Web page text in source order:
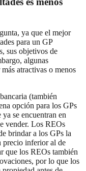
ya que el mejor
para un GP
sus objetivos de
algunas
atractivas o menos
(también
opción para los GPs
se encuentran en
vender. Los REOs
brindar a los GPs la
precio inferior al de
que los REOs también
por lo que los